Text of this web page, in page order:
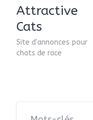
Attractive
Cats
Site d'annonces pour
chats de race